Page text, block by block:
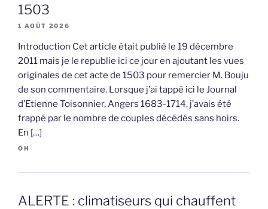
1503
1 AOÛT 2026
Introduction Cet article était publié le 19 décembre
2011 mais je le republie ici ce jour en ajoutant les vues
originales de cet acte de 1503 pour remercier M. Bouju
de son commentaire. Lorsque j’ai tappé ici le Journal
d’Etienne Toisonnier, Angers 1683-1714, j’avais été
frappé par le nombre de couples décédés sans hoirs.
En […]
OH
ALERTE : climatiseurs qui chauffent